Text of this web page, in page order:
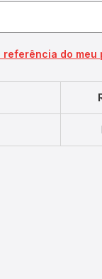
referência do meu